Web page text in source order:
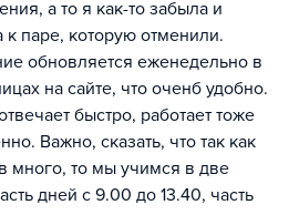
а то я как-то забыла и
к паре, которую отменили.
обновляется еженедельно в
на сайте, что оченб удобно.
быстро, работает тоже
Важно, сказать, что так как
много, то мы учимся в две
дней с 9.00 до 13.40, часть